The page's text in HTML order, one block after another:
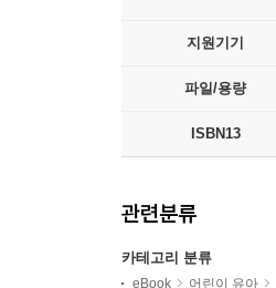
지원기기
파일/용량
ISBN13
관련분류
카테고리 분류
eBook 어린이 유아